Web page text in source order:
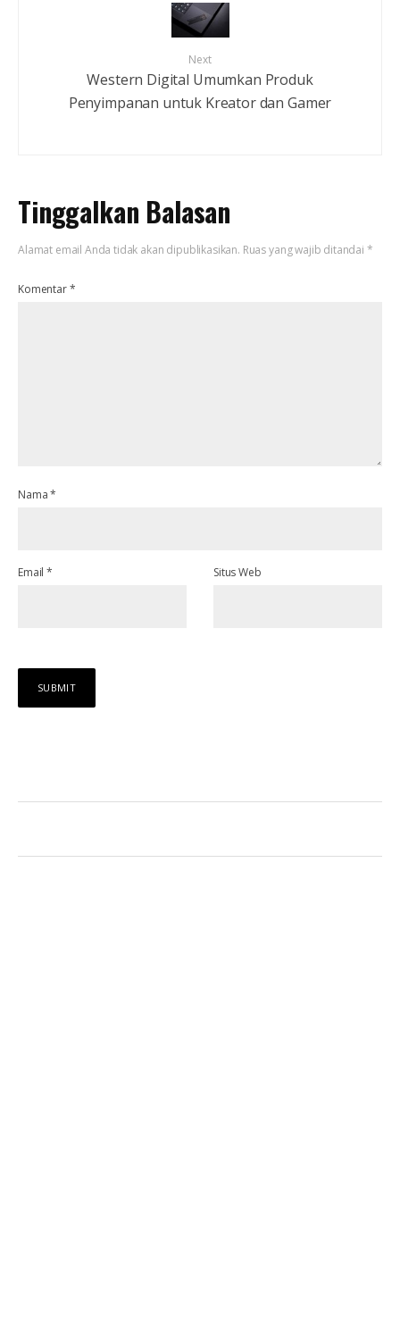
Next
Western Digital Umumkan Produk
Penyimpanan untuk Kreator dan Gamer
Tinggalkan Balasan
Alamat email Anda tidak akan dipublikasikan. Ruas yang wajib ditandai *
Komentar*
Nama*
Email* Situs Web